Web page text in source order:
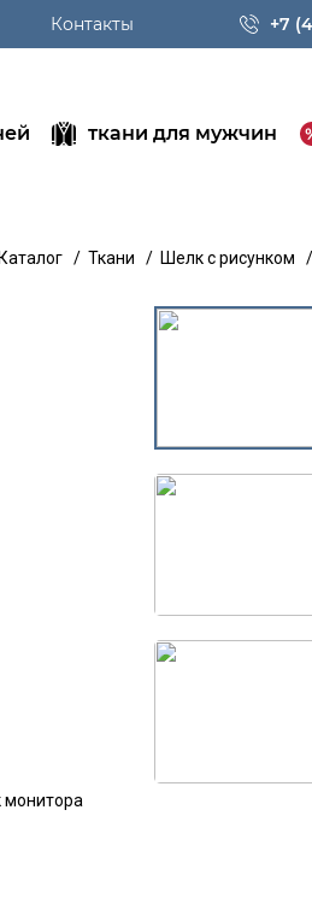
Контакты +7
ткани для мужчин
Каталог / Ткани / Шелк с рисунком /
монитора